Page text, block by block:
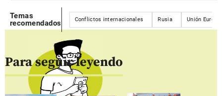
Temas
recomendados
Conflictos internacionales Rusia Unión
Para seguir leyendo